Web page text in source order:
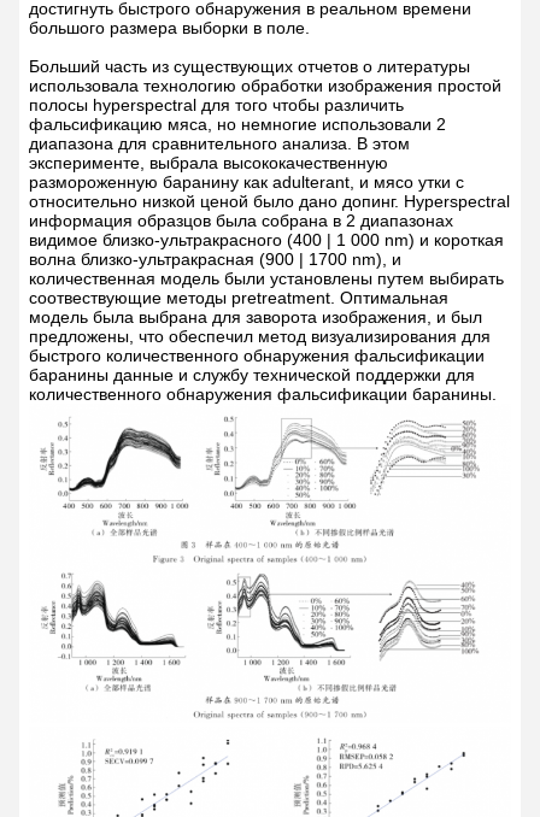
достигнуть быстрого обнаружения в реальном времени
большого размера выборки в поле.
Больший часть из существующих отчетов о литературы
использовала технологию обработки изображения простой
полосы hyperspectral для того чтобы различить
фальсификацию мяса, но немногие использовали 2
диапазона для сравнительного анализа. В этом
эксперименте, выбрала высококачественную
размороженную баранину как adulterant, и мясо утки с
относительно низкой ценой было дано допинг. Hyperspectral
информация образцов была собрана в 2 диапазонах
видимое близко-ультракрасного (400 | 1 000 nm) и короткая
волна близко-ультракрасная (900 | 1700 nm), и
количественная модель были установлены путем выбирать
соотвествующие методы pretreatment. Оптимальная
модель была выбрана для заворота изображения, и был
предложены, что обеспечил метод визуализирования для
быстрого количественного обнаружения фальсификации
баранины данные и службу технической поддержки для
количественного обнаружения фальсификации баранины.